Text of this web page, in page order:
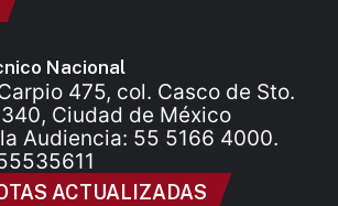
Nacional
475, col. Casco de Sto.
Ciudad de México
Audiencia: 55 5166 4000.
ACTUALIZADAS